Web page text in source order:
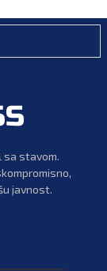
sa stavom.
javnost.